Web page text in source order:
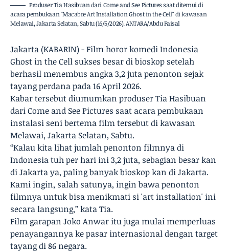
Produser Tia Hasibuan dari Come and See Pictures saat ditemui di
acara pembukaan "Macabre Art Installation Ghost in the Cell" di kawasan
Melawai, Jakarta Selatan, Sabtu (16/5/2026). ANTARA/Abdu Faisal
Jakarta (KABARIN) - Film horor komedi Indonesia
Ghost in the Cell sukses besar di bioskop setelah
berhasil menembus angka 3,2 juta penonton sejak
tayang perdana pada 16 April 2026.
Kabar tersebut diumumkan produser Tia Hasibuan
dari Come and See Pictures saat acara pembukaan
instalasi seni bertema film tersebut di kawasan
Melawai, Jakarta Selatan, Sabtu.
“Kalau kita lihat jumlah penonton filmnya di
Indonesia tuh per hari ini 3,2 juta, sebagian besar kan
di Jakarta ya, paling banyak bioskop kan di Jakarta.
Kami ingin, salah satunya, ingin bawa penonton
filmnya untuk bisa menikmati si 'art installation' ini
secara langsung,” kata Tia.
Film garapan Joko Anwar itu juga mulai memperluas
penayangannya ke pasar internasional dengan target
tayang di 86 negara.